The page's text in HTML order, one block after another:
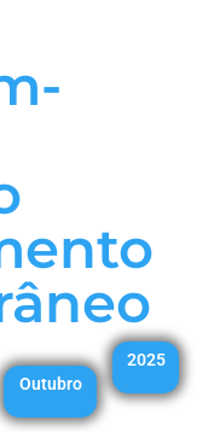
Outubro
2025